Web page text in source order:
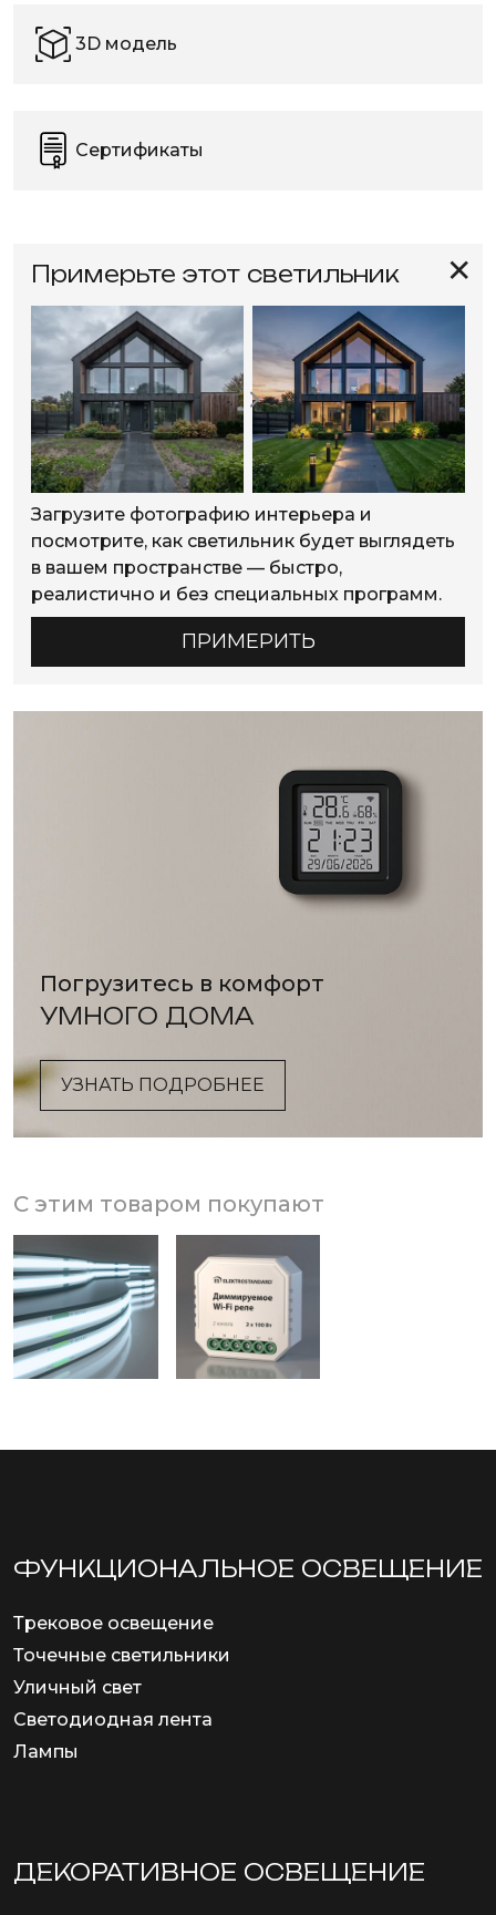
3D модель
Сертификаты
✕
Примерьте этот светильник
Загрузите фотографию интерьера и
посмотрите, как светильник будет выглядеть
в вашем пространстве — быстро,
реалистично и без специальных программ.
ПРИМЕРИТЬ
Погрузитесь в комфорт
УМНОГО ДОМА
УЗНАТЬ ПОДРОБНЕЕ
С этим товаром покупают
ФУНКЦИОНА­ЛЬНОЕ ОСВЕЩЕНИЕ
Трековое освещение
Точечные светильники
Уличный свет
Светодиодная лента
Лампы
ДЕКОРАТИВНОЕ ОСВЕЩЕНИЕ